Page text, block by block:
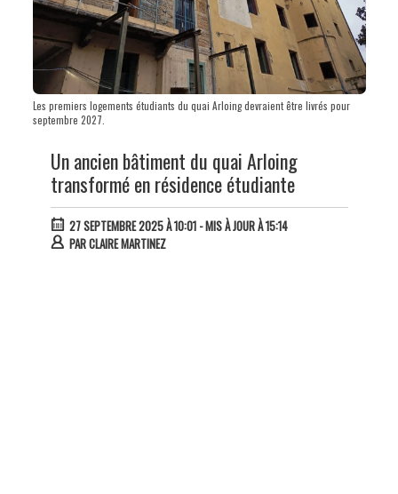
Les premiers logements étudiants du quai Arloing devraient être livrés pour
septembre 2027.
Un ancien bâtiment du quai Arloing
transformé en résidence étudiante
27 SEPTEMBRE 2025 À 10:01- MIS À JOUR À 15:14
PARCLAIRE MARTINEZ